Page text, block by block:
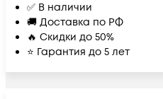
✅ В наличии
🚚 Доставка по РФ
🔥 Скидки до 50%
⭐ Гарантия до 5 лет